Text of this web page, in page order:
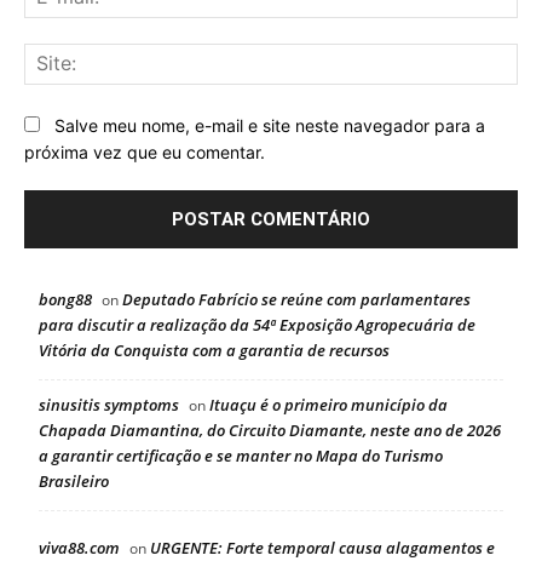
Salve meu nome, e-mail e site neste navegador para a
próxima vez que eu comentar.
bong88 onDeputado Fabrício se reúne com parlamentares
para discutir a realização da 54ª Exposição Agropecuária de
Vitória da Conquista com a garantia de recursos
sinusitis symptoms onItuaçu é o primeiro município da
Chapada Diamantina, do Circuito Diamante, neste ano de 2026
a garantir certificação e se manter no Mapa do Turismo
Brasileiro
viva88.com on URGENTE: Forte temporal causa alagamentos e